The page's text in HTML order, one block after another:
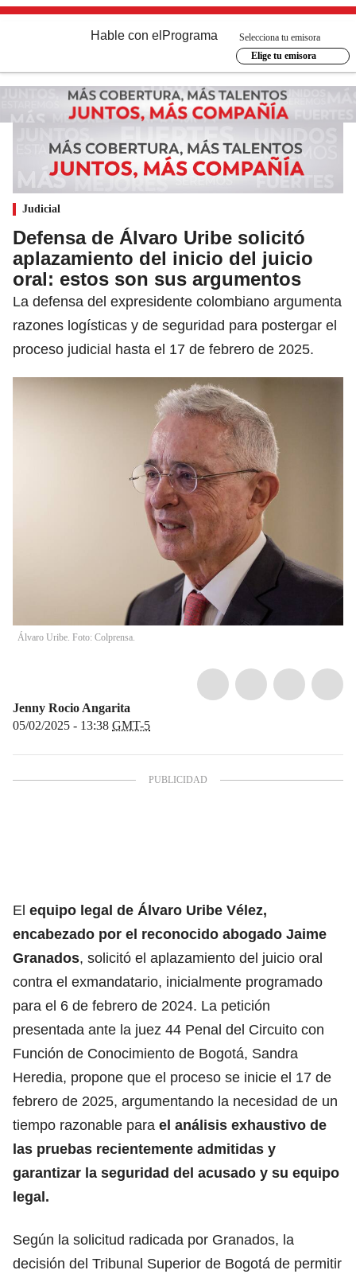
Hable con el Programa
Selecciona tu emisora
Elige tu emisora
Judicial
Defensa de Álvaro Uribe solicitó
aplazamiento del inicio del juicio
oral: estos son sus argumentos
La defensa del expresidente colombiano argumenta
razones logísticas y de seguridad para postergar el
proceso judicial hasta el 17 de febrero de 2025.
Álvaro Uribe. Foto: Colprensa.
Jenny Rocio Angarita
05/02/2025 - 13:38 GMT-5
El equipo legal de Álvaro Uribe Vélez,
encabezado por el reconocido abogado Jaime
Granados, solicitó el aplazamiento del juicio oral
contra el exmandatario, inicialmente programado
para el 6 de febrero de 2024. La petición
presentada ante la juez 44 Penal del Circuito con
Función de Conocimiento de Bogotá, Sandra
Heredia, propone que el proceso se inicie el 17 de
febrero de 2025, argumentando la necesidad de un
tiempo razonable para el análisis exhaustivo de
las pruebas recientemente admitidas y
garantizar la seguridad del acusado y su equipo
legal.
Según la solicitud radicada por Granados, la
decisión del Tribunal Superior de Bogotá de permitir